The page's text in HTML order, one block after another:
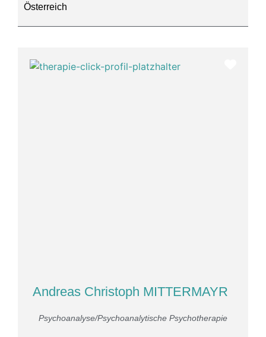
Österreich
Andreas Christoph MITTERMAYR
Psychoanalyse/Psychoanalytische Psychotherapie